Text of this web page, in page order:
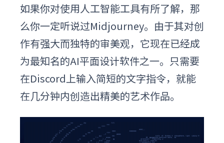
如果你对使用人工智能工具有所了解，那
么你一定听说过Midjourney。由于其对创
作有强大而独特的审美观，它现在已经成
为最知名的AI平面设计软件之一。只需要
在Discord上输入简短的文字指令，就能
在几分钟内创造出精美的艺术作品。